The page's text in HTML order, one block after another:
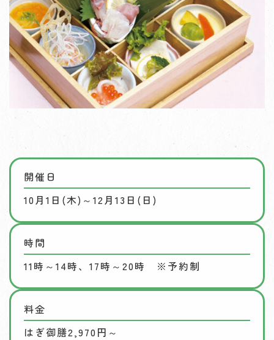
開催日
10月1日(木)～12月13日(日)
時間
11時～14時、17時～20時 ※予約制
料金
はぎ御膳2,970円～